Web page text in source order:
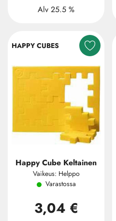
Alv 25.5 %
HAPPY CUBES
Happy Cube Keltainen
Vaikeus: Helppo
Varastossa
3,04 €